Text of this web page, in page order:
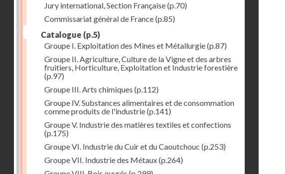
Jury international, Section Française(p.70)
Commissariat général de France(p.85)
Catalogue (p.5)
Groupe I. Exploitation des Mines et Métallurgie(p.87)
Groupe II. Agriculture, Culture de la Vigne et des arbres
fruitiers, Horticulture, Exploitation et Industrie forestière
(p.97)
Groupe III. Arts chimiques (p.112)
Groupe IV. Substances alimentaires et de consommation
comme produits de l'industrie(p.141)
Groupe V. Industrie des matières textiles et confections
(p.175)
Groupe VI. Industrie du Cuir et du Caoutchouc (p.253)
Groupe VII. Industrie des Métaux(p.264)